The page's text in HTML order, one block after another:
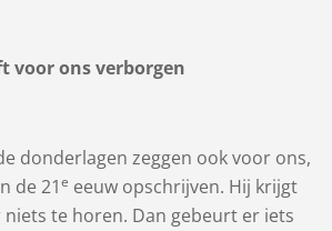
voor ons verborgen
donderlagen zeggen ook voor ons,
de 21e eeuw opschrijven. Hij krijgt
te horen. Dan gebeurt er iets